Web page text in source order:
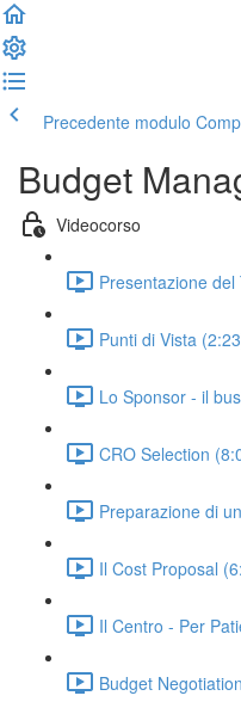
Precedente modulo
Budget
Videocorso
Presentazione
Punti di Vista
Lo Sponsor - il
CRO Selection
Preparazione di
Il Cost Proposal
Il Centro - Per
Budget